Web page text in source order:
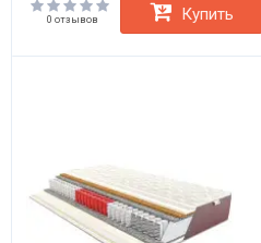
0 отзывов Купить